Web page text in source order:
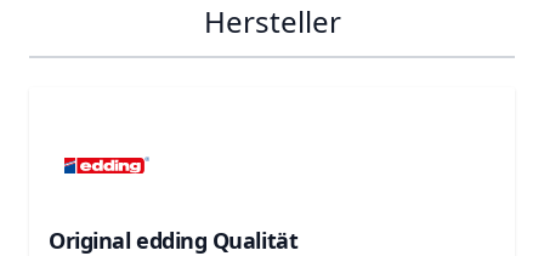
Hersteller
Original edding Qualität